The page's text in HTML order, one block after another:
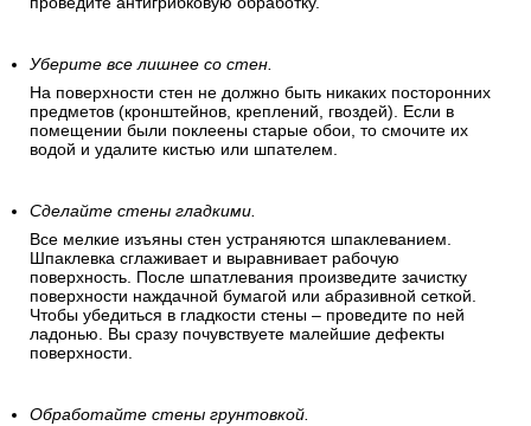
Уберите все лишнее со стен.
На поверхности стен не должно быть никаких посторонних
предметов (кронштейнов, креплений, гвоздей). Если в
помещении были поклеены старые обои, то смочите их
водой и удалите кистью или шпателем.
Сделайте стены гладкими.
Все мелкие изъяны стен устраняются шпаклеванием.
Шпаклевка сглаживает и выравнивает рабочую
поверхность. После шпатлевания произведите зачистку
поверхности наждачной бумагой или абразивной сеткой.
Чтобы убедиться в гладкости стены – проведите по ней
ладонью. Вы сразу почувствуете малейшие дефекты
поверхности.
Обработайте стены грунтовкой.